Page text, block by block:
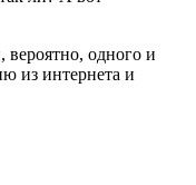
вероятно, одного и
из интернета и